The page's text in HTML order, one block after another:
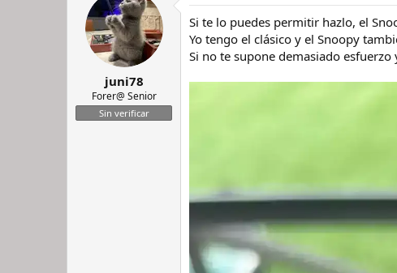
juni78
Forer@ Senior
Sin verificar
Si te lo puedes permitir hazlo, el
Yo tengo el clásico y el Snoopy
Si no te supone demasiado esfuerzo